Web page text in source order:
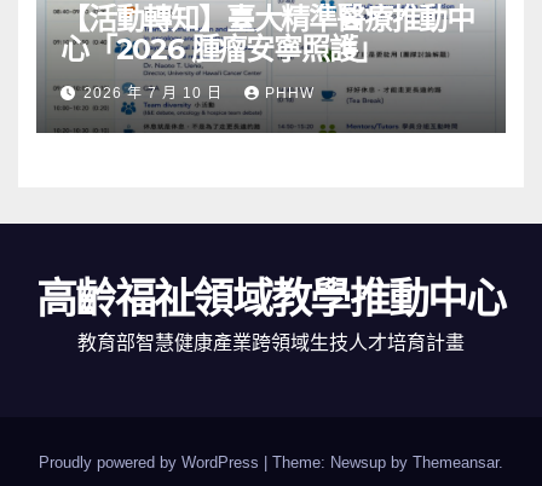
【活動轉知】臺大精準醫療推動中
心「2026 腫瘤安寧照護」
2026 年 7 月 10 日 PHHW
高齡福祉領域教學推動中心
教育部智慧健康產業跨領域生技人才培育計畫
Proudly powered by WordPress Theme: Newsup by Themeansar.